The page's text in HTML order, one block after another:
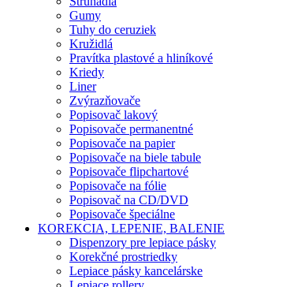
Gumy
Tuhy do ceruziek
Kružidlá
Pravítka plastové a hliníkové
Kriedy
Liner
Zvýrazňovače
Popisovač lakový
Popisovače permanentné
Popisovače na papier
Popisovače na biele tabule
Popisovače flipchartové
Popisovače na fólie
Popisovač na CD/DVD
Popisovače špeciálne
KOREKCIA, LEPENIE, BALENIE
Dispenzory pre lepiace pásky
Korekčné prostriedky
Lepiace pásky kancelárske